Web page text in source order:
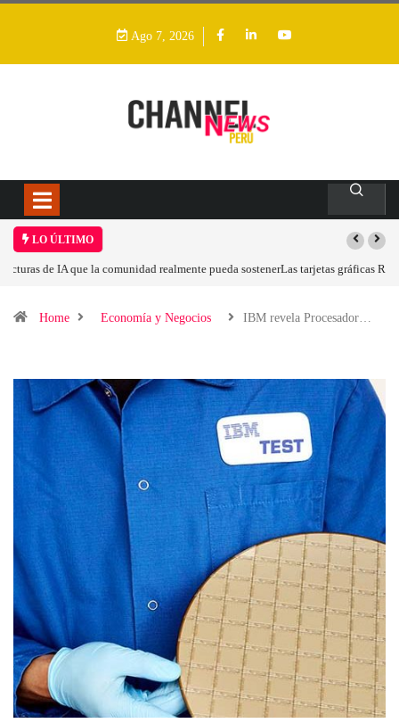
Ago 7, 2026
LO ÚLTIMO
Las tarjetas gráficas RDNA 5 ya están en fase avanzada de desarrollo
Home Economía y Negocios IBM revela Procesador…